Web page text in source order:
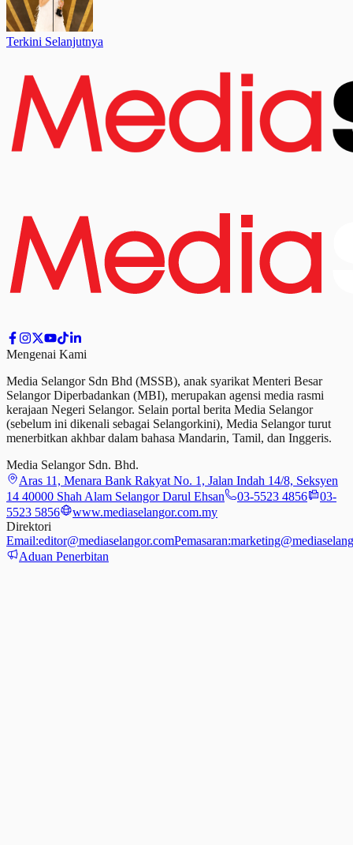
Terkini Selanjutnya
Mengenai Kami
Media Selangor Sdn Bhd (MSSB), anak syarikat Menteri Besar
Selangor Diperbadankan (MBI), merupakan agensi media rasmi
kerajaan Negeri Selangor. Selain portal berita Media Selangor
(sebelum ini dikenali sebagai Selangorkini), Media Selangor turut
menerbitkan akhbar dalam bahasa Mandarin, Tamil, dan Inggeris.
Media Selangor Sdn. Bhd.
Aras 11, Menara Bank Rakyat No. 1, Jalan Indah 14/8, Seksyen
14 40000 Shah Alam Selangor Darul Ehsan
03-5523 4856
03-
5523 5856
www.mediaselangor.com.my
Direktori
Email:editor@mediaselangor.comPemasaran:
Aduan Penerbitan